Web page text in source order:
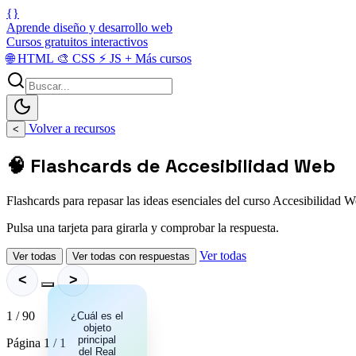
{}
Aprende diseño y desarrollo web
Cursos gratuitos interactivos
🌐HTML 🎨 CSS ⚡ JS + Más cursos
< Volver a recursos
🧠 Flashcards de Accesibilidad Web
Flashcards para repasar las ideas esenciales del curso Accesibilidad
Pulsa una tarjeta para girarla y comprobar la respuesta.
Ver todas Ver todas con respuestas Ver todas
<
¿Cuál es el
objeto
principal
del Real
Garantizar
los
requisitos de
accesibilidad
>
1 / 90
Página 1 / 1